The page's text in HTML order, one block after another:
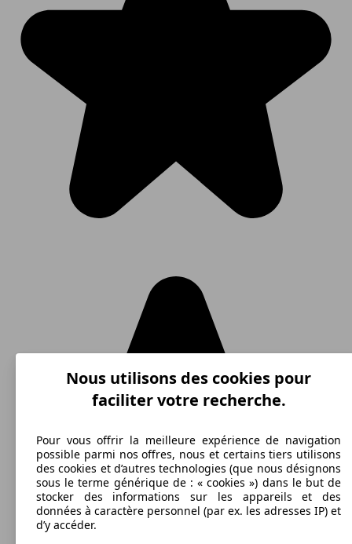
Nous utilisons des cookies pour
faciliter votre recherche.
Pour vous offrir la meilleure expérience de navigation
possible parmi nos offres, nous et certains tiers utilisons
des cookies et d’autres technologies (que nous désignons
sous le terme générique de : « cookies ») dans le but de
stocker des informations sur les appareils et des
données à caractère personnel (par ex. les adresses IP) et
d’y accéder.